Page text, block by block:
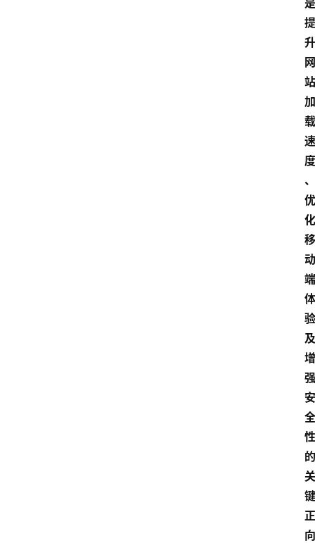
是
提
升
网
站
加
载
速
度
、
优
化
移
动
端
体
验
及
增
强
安
全
性
的
关
键
正
向